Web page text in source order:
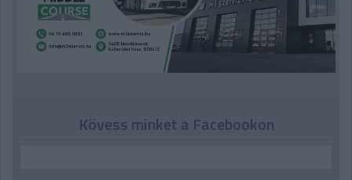
Kövess minket a Facebookon